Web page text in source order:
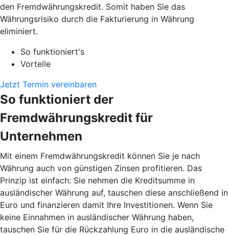
den Fremdwährungskredit. Somit haben Sie das
Währungsrisiko durch die Fakturierung in Währung
eliminiert.
So funktioniert's
Vorteile
Jetzt Termin vereinbaren
So funktioniert der
Fremdwährungskredit für
Unternehmen
Mit einem Fremdwährungskredit können Sie je nach
Währung auch von günstigen Zinsen profitieren. Das
Prinzip ist einfach: Sie nehmen die Kreditsumme in
ausländischer Währung auf, tauschen diese anschließend in
Euro und finanzieren damit Ihre Investitionen. Wenn Sie
keine Einnahmen in ausländischer Währung haben,
tauschen Sie für die Rückzahlung Euro in die ausländische